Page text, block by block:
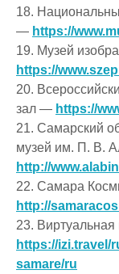
18.
— https://
19. Музей
https://
20.
зал — https://
21. Самарский
музей им. П. В.
http://
22. Самара
http://
23.
https://izi.travel/
samare/ru